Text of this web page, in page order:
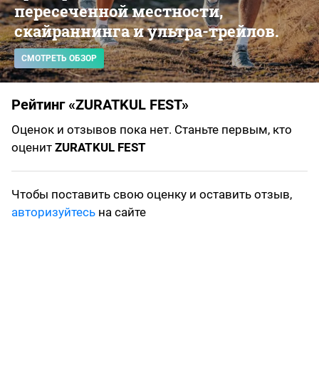
пересеченной местности,
скайраннинга и ультра-трейлов.
СМОТРЕТЬ ОБЗОР
Рейтинг «ZURATKUL FEST»
Оценок и отзывов пока нет. Станьте первым, кто
оценит ZURATKUL FEST
Чтобы поставить свою оценку и оставить отзыв,
авторизуйтесь на сайте